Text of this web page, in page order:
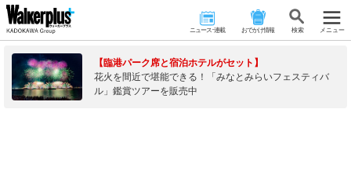
ニュース･連載 おでかけ情報 検 索 メニュー
【臨港パーク席と宿泊ホテルがセット】
花火を間近で堪能できる！「みなとみらいフェスティバ
ル」鑑賞ツアーを販売中